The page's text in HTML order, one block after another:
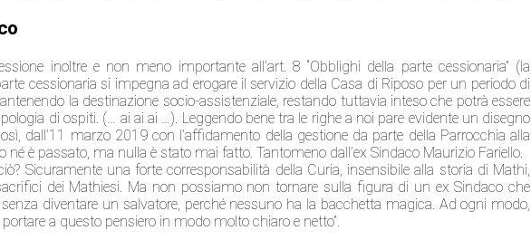
inoltre e non meno importante all’art. 8 “Obblighi della parte cessionaria” (la
cessionaria si impegna ad erogare il servizio della Casa di Riposo per un periodo di
la destinazione socio-assistenziale, restando tuttavia inteso che potrà essere
di ospiti. (… ai ai ai …). Leggendo bene tra le righe a noi pare evidente un disegno
dall’11 marzo 2019 con l’affidamento della gestione da parte della Parrocchia alla
né è passato, ma nulla è stato mai fatto. Tantomeno dall’ex Sindaco Maurizio Fariello.
Sicuramente una forte corresponsabilità della Curia, insensibile alla storia di Mathi,
dei Mathiesi. Ma non possiamo non tornare sulla figura di un ex Sindaco che
diventare un salvatore, perché nessuno ha la bacchetta magica. Ad ogni modo,
a questo pensiero in modo molto chiaro e netto”.